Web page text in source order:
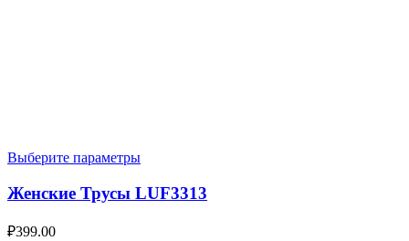
Выберите параметры
Женские Трусы LUF3313
₽399.00